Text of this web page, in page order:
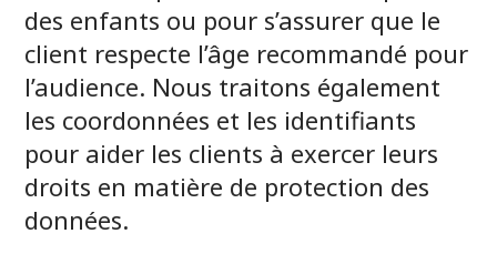
des enfants ou pour s’assurer que le
client respecte l’âge recommandé pour
l’audience. Nous traitons également
les coordonnées et les identifiants
pour aider les clients à exercer leurs
droits en matière de protection des
données.